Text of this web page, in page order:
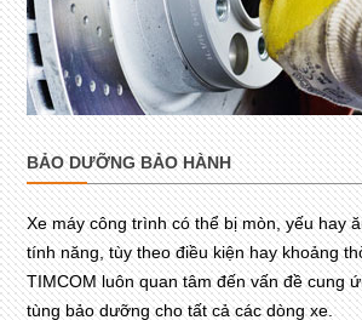
BẢO DƯỠNG BẢO HÀNH
Xe máy công trình có thể bị mòn, yếu hay
tính năng, tùy theo điều kiện hay khoảng
TIMCOM luôn quan tâm đến vấn đề cung
tùng bảo dưỡng cho tất cả các dòng xe.